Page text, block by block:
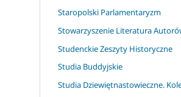
Staropolski Parlamentaryzm
Stowarzyszenie Literatura
Studenckie Zeszyty Historyczne
Studia Buddyjskie
Studia Dziewiętnastowieczne.